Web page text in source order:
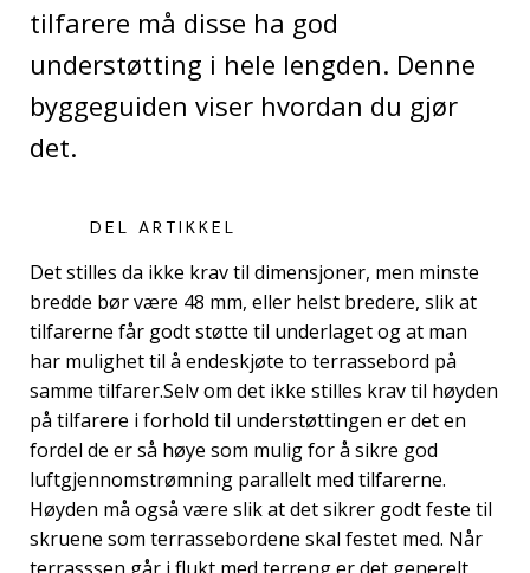
tilfarere må disse ha god
understøtting i hele lengden. Denne
byggeguiden viser hvordan du gjør
det.
DEL ARTIKKEL
Det stilles da ikke krav til dimensjoner, men minste
bredde bør være 48 mm, eller helst bredere, slik at
tilfarerne får godt støtte til underlaget og at man
har mulighet til å endeskjøte to terrassebord på
samme tilfarer.Selv om det ikke stilles krav til høyden
på tilfarere i forhold til understøttingen er det en
fordel de er så høye som mulig for å sikre god
luftgjennomstrømning parallelt med tilfarerne.
Høyden må også være slik at det sikrer godt feste til
skruene som terrassebordene skal festet med. Når
terrasssen går i flukt med terreng er det generelt